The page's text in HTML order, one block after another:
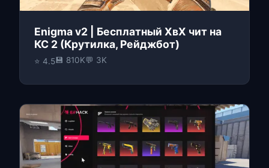
Enigma v2 | Бесплатный ХвХ чит на
КС 2 (Крутилка, Рейджбот)
⭐ 4.5💾 810K💬 3K